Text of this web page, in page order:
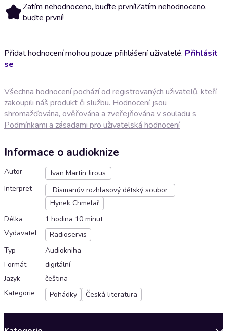
Zatím nehodnoceno, buďte první!Zatím nehodnoceno,
buďte první!
Přidat hodnocení mohou pouze přihlášení uživatelé. Přihlásit
se
Všechna hodnocení pochází od registrovaných uživatelů, kteří
zakoupili náš produkt či službu. Hodnocení jsou
shromažďována, ověřována a zveřejňována v souladu s
Podmínkami a zásadami pro uživatelská hodnocení
Informace o audioknize
Autor
Ivan Martin Jirous
Interpret
Dismanův rozhlasový dětský soubor
Hynek Chmelař
Délka
1 hodina 10 minut
Vydavatel
Radioservis
Typ
Audiokniha
Formát
digitální
Jazyk
čeština
Kategorie
Pohádky Česká literatura